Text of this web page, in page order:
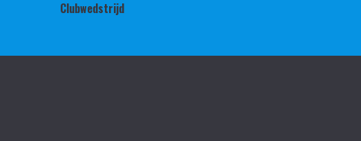
navigatie
Clubwedstrijd